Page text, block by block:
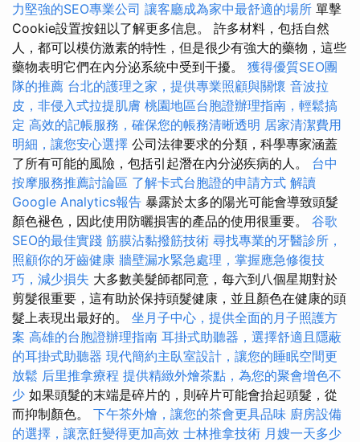
力堅強的SEO專業公司 讓客廳成為家中最舒適的場所 單擊
Cookie設置按鈕以了解更多信息。 許多材料，包括自然
人，都可以模仿激素的特性，但是很少有強大的藥物，這些
藥物表明它們在內分泌系統中受到干擾。 獲得優質SEO團
隊的推薦 台北的護理之家，提供專業照顧與關懷 音波拉
皮，非侵入式拉提肌膚 桃園地區台胞證辦理指南，輕鬆搞
定 高效的記帳服務，確保您的帳務清晰透明 居家清潔費用
明細，讓您安心選擇 公司法律要求的分類，科學專家涵蓋
了所有可能的風險，包括引起潛在內分泌疾病的人。 台中
按摩服務推薦討論區 了解卡式台胞證的申請方式 解讀
Google Analytics報告 暴露於太多的陽光可能會導致頭髮
顏色褪色，因此使用防曬損害的產品的使用很重要。 谷歌
SEO的最佳實踐 筋膜沾黏撥筋技術 尋找專業的牙醫診所，
照顧你的牙齒健康 牆壁漏水緊急處理，掌握應急修復技
巧，減少損失 大多數美髮師都同意，每六到八個星期對於
剪髮很重要，這有助於保持頭髮健康，並且顏色在健康的頭
髮上表現出最好的。 坐月子中心，提供全面的月子照護方
案 高雄的台胞證辦理指南 耳掛式助聽器，選擇舒適且隱蔽
的耳掛式助聽器 現代簡約主臥室設計，讓您的睡眠空間更
放鬆 后里推拿療程 提供精緻外燴茶點，為您的聚會增色不
少 如果頭髮的末端是碎片的，則碎片可能會抬起頭髮，從
而抑制顏色。 下午茶外燴，讓您的茶會更具品味 廚房設備
的選擇，讓烹飪變得更加高效 士林推拿技術 月嫂一天多少